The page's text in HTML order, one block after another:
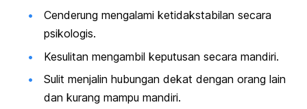
Cenderung mengalami ketidakstabilan secara
psikologis.
Kesulitan mengambil keputusan secara mandiri.
Sulit menjalin hubungan dekat dengan orang lain
dan kurang mampu mandiri.